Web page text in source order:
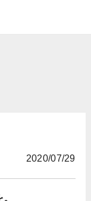
2020/07/29